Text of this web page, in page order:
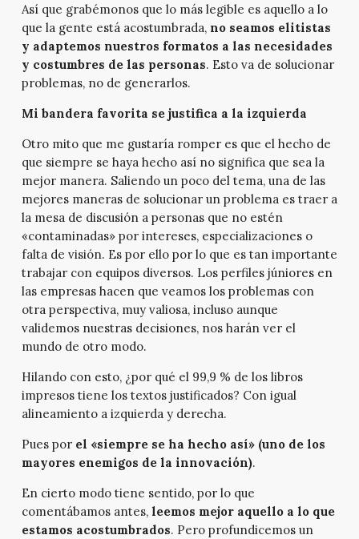
Así que grabémonos que lo más legible es aquello a lo
que la gente está acostumbrada, no seamos elitistas
y adaptemos nuestros formatos a las necesidades
y costumbres de las personas. Esto va de solucionar
problemas, no de generarlos.
Mi bandera favorita se justifica a la izquierda
Otro mito que me gustaría romper es que el hecho de
que siempre se haya hecho así no significa que sea la
mejor manera. Saliendo un poco del tema, una de las
mejores maneras de solucionar un problema es traer a
la mesa de discusión a personas que no estén
«contaminadas» por intereses, especializaciones o
falta de visión. Es por ello por lo que es tan importante
trabajar con equipos diversos. Los perfiles júniores en
las empresas hacen que veamos los problemas con
otra perspectiva, muy valiosa, incluso aunque
validemos nuestras decisiones, nos harán ver el
mundo de otro modo.
Hilando con esto, ¿por qué el 99,9 % de los libros
impresos tiene los textos justificados? Con igual
alineamiento a izquierda y derecha.
Pues por el «siempre se ha hecho así» (uno de los
mayores enemigos de la innovación).
En cierto modo tiene sentido, por lo que
comentábamos antes, leemos mejor aquello a lo que
estamos acostumbrados. Pero profundicemos un